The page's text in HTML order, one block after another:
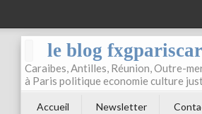
le blog
Caraibes, Antilles, Réunion, Outre-
à Paris politique economie culture
Accueil Newsletter